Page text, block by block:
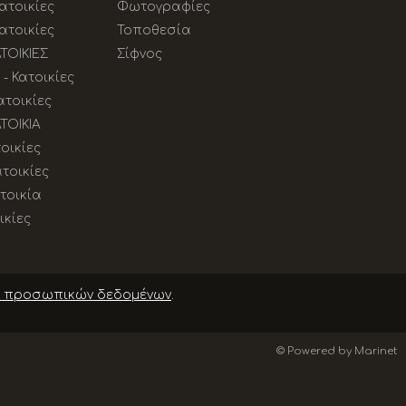
Κατοικίες
Φωτογραφίες
Τοποθεσία
Σίφνος
προσωπικών δεδομένων.
© Powered by Marinet